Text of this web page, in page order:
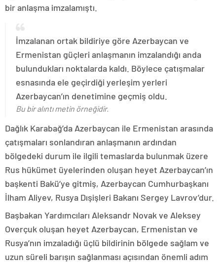
bir anlaşma imzalamıştı.
İmzalanan ortak bildiriye göre Azerbaycan ve
Ermenistan güçleri anlaşmanın imzalandığı anda
bulundukları noktalarda kaldı. Böylece çatışmalar
esnasında ele geçirdiği yerleşim yerleri
Azerbaycan’ın denetimine geçmiş oldu.
Bu bir alıntı metin örneğidir.
Dağlık Karabağ’da Azerbaycan ile Ermenistan arasında
çatışmaları sonlandıran anlaşmanın ardından
bölgedeki durum ile ilgili temaslarda bulunmak üzere
Rus hükümet üyelerinden oluşan heyet Azerbaycan’ın
başkenti Bakü’ye gitmiş, Azerbaycan Cumhurbaşkanı
İlham Aliyev, Rusya Dışişleri Bakanı Sergey Lavrov’dur.
Başbakan Yardımcıları Aleksandr Novak ve Aleksey
Overçuk oluşan heyet Azerbaycan, Ermenistan ve
Rusya’nın imzaladığı üçlü bildirinin bölgede sağlam ve
uzun süreli barışın sağlanması açısından önemli adım